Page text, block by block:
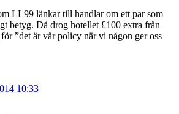
LL99 länkar till handlar om ett par som
betyg. Då drog hotellet £100 extra från
”det är vår policy när vi någon ger oss
10:33